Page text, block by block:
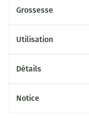
Grossesse
Utilisation
Détails
Notice